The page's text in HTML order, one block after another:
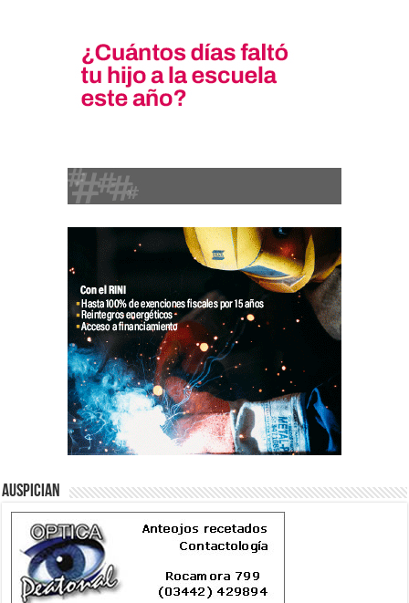
Auspician